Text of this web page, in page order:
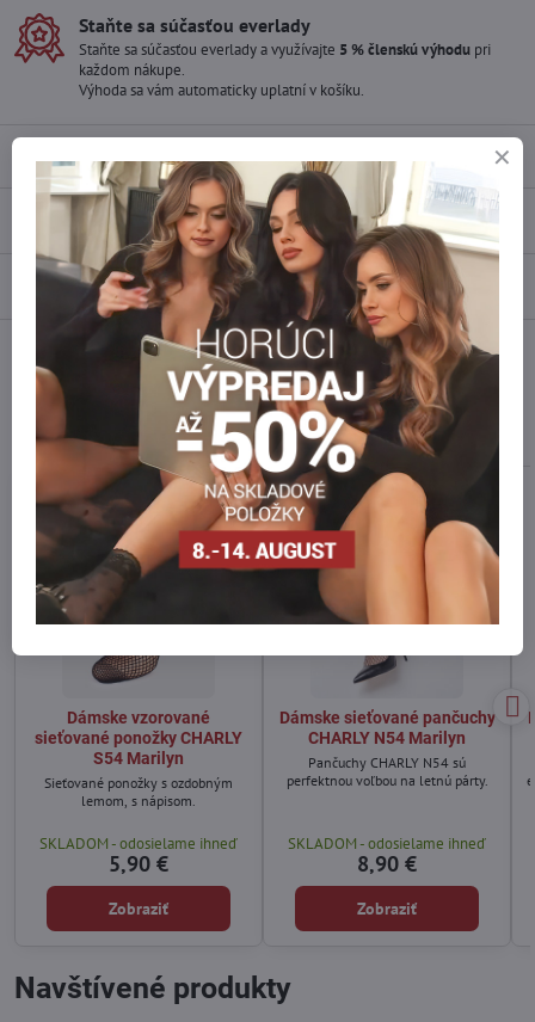
Staňte sa súčasťou everlady
Staňte sa súčasťou everlady a využívajte 5 % členskú výhodu pri
každom nákupe.
Výhoda sa vám automaticky uplatní v košíku.
Popis
0
Diskusia 0
TwitterBlueskyPinterestReddit LinkedInWhatsApp
E-
Podobné produkty
Dámske vzorované
sieťované ponožky CHARLY
S54 Marilyn
Sieťované ponožky s ozdobným
lemom, s nápisom.
SKLADOM - odosielame ihneď
5,90 €
Zobraziť
Dámske sieťované pančuchy
CHARLY N54 Marilyn
Pančuchy CHARLY N54 sú
perfektnou voľbou na letnú párty.
SKLADOM - odosielame ihneď
8,90 €
Zobraziť
Navštívené produkty